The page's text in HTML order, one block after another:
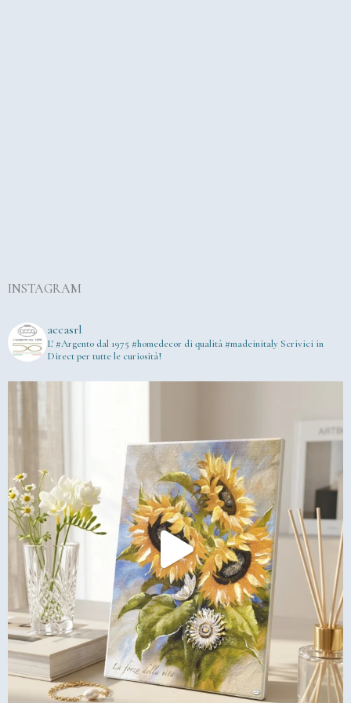
INSTAGRAM
accasrl
L' #Argento dal 1975 #homedecor di qualità #madeinitaly Scrivici in
Direct per tutte le curiosità!